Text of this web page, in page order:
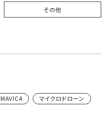
その他
MAVIC4
マイクロドローン